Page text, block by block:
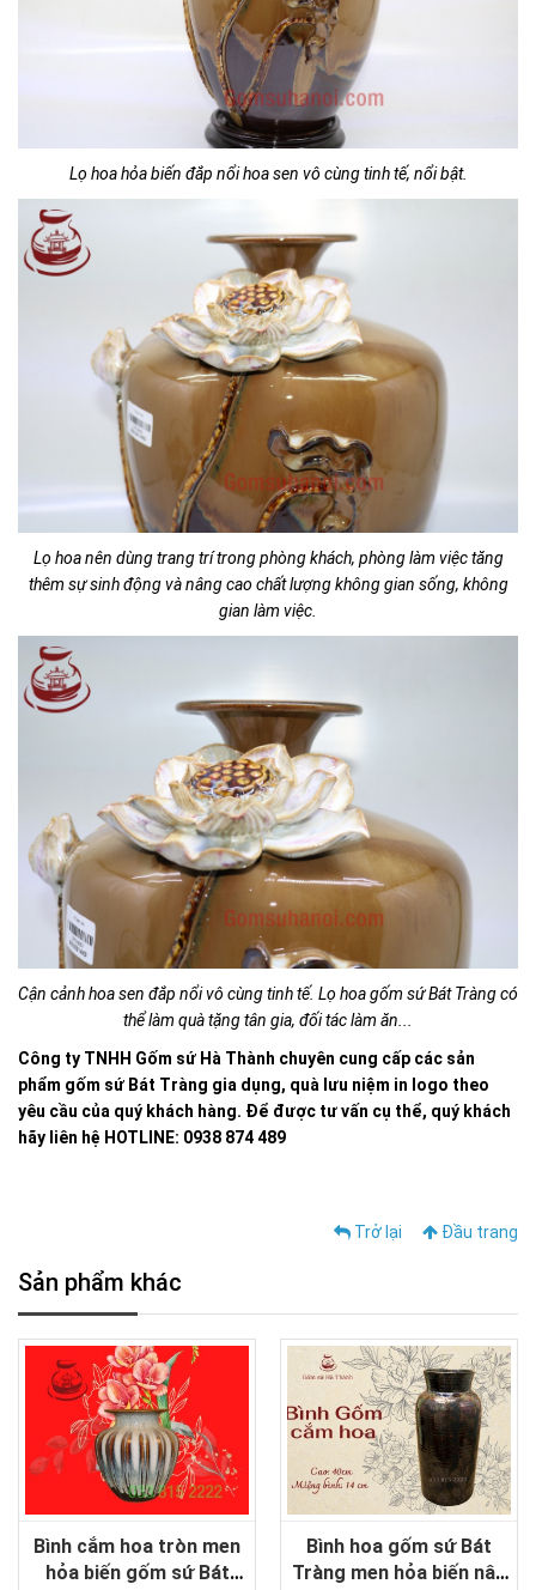
Lọ hoa hỏa biến đắp nổi hoa sen vô cùng tinh tế, nổi bật.
Lọ hoa nên dùng trang trí trong phòng khách, phòng làm việc tăng
thêm sự sinh động và nâng cao chất lượng không gian sống, không
gian làm việc.
Cận cảnh hoa sen đắp nổi vô cùng tinh tế. Lọ hoa gốm sứ Bát Tràng có
thể làm quà tặng tân gia, đối tác làm ăn...
Công ty TNHH Gốm sứ Hà Thành chuyên cung cấp các sản
phẩm gốm sứ Bát Tràng gia dụng, quà lưu niệm in logo theo
yêu cầu của quý khách hàng. Để được tư vấn cụ thể, quý khách
hãy liên hệ HOTLINE: 0938 874 489
Trở lại Đầu trang
Sản phẩm khác
Bình cắm hoa tròn men
hỏa biến gốm sứ Bát
Bình hoa gốm sứ Bát
Tràng men hỏa biến nâu